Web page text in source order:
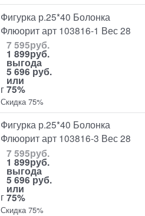
Фигурка р.25*40 Болонка
Флюорит арт 103816-1 Вес 28
г
7 595руб.
1 899руб.
выгода
5 696 руб.
или
75%
Скидка 75%
Фигурка р.25*40 Болонка
Флюорит арт 103816-3 Вес 28
г
7 595руб.
1 899руб.
выгода
5 696 руб.
или
75%
Скидка 75%